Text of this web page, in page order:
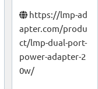
https://lmp-ad
apter.com/produ
ct/lmp-dual-port-
power-adapter-2
0w/